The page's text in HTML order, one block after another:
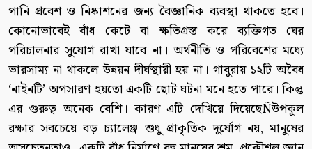
পানি প্রবেশ ও নিষ্কাশনের জন্য বৈজ্ঞানিক ব্যবস্থা থাকতে হবে।
কোনোভাবেই বাঁধ কেটে বা ক্ষতিগ্রস্ত করে ব্যক্তিগত ঘের
পরিচালনার সুযোগ রাখা যাবে না। অর্থনীতি ও পরিবেশের মধ্যে
ভারসাম্য না থাকলে উন্নয়ন দীর্ঘস্থায়ী হয় না। গাবুরায় ১২টি অবৈধ
‘নাইনটি’ অপসারণ হয়তো একটি ছোট ঘটনা মনে হতে পারে। কিন্তু
এর গুরুত্ব অনেক বেশি। কারণ এটি দেখিয়ে দিয়েছেÑউপকূল
রক্ষার সবচেয়ে বড় চ্যালেঞ্জ শুধু প্রাকৃতিক দুর্যোগ নয়, মানুষের